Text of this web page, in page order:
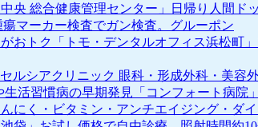
央 総合健康管理センター」日帰り人間ド
マーカー検査でガン検査。グルーポン
おトク「トモ・デンタルオフィス浜松町
ルシアクリニック 眼科・形成外科・美容
活習慣病の早期発見「コンフォート病
にく・ビタミン・アンチエイジング・ダ